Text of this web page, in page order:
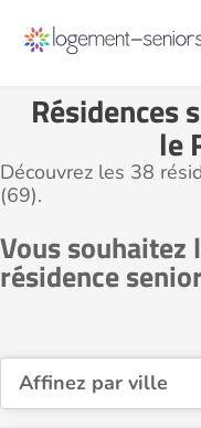
Résidences
le
Découvrez les 38
(69).
Vous souhaitez
résidence
Affinez par ville